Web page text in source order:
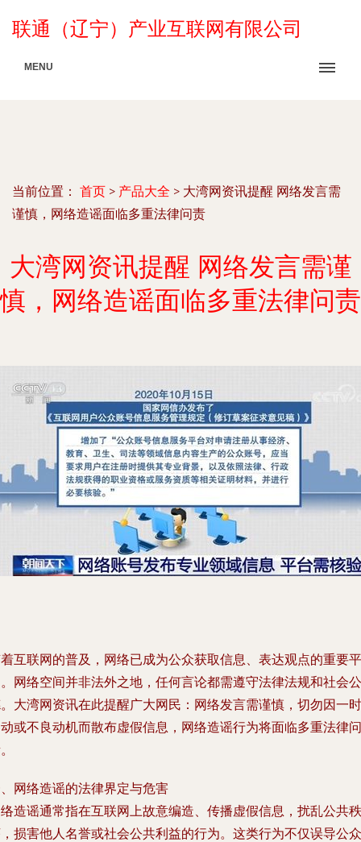
联通（辽宁）产业互联网有限公司
MENU
当前位置： 首页 > 产品大全 > 大湾网资讯提醒 网络发言需
谨慎，网络造谣面临多重法律问责
大湾网资讯提醒 网络发言需谨
慎，网络造谣面临多重法律问责
互联网的普及，网络已成为公众获取信息、表达观点的重要平
网络空间并非法外之地，任何言论都需遵守法律法规和社会公
大湾网资讯在此提醒广大网民：网络发言需谨慎，切勿因一时
或不良动机而散布虚假信息，网络造谣行为将面临多重法律问
网络造谣的法律界定与危害
造谣通常指在互联网上故意编造、传播虚假信息，扰乱公共秩
损害他人名誉或社会公共利益的行为。这类行为不仅误导公众